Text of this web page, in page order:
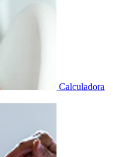
Calculadora